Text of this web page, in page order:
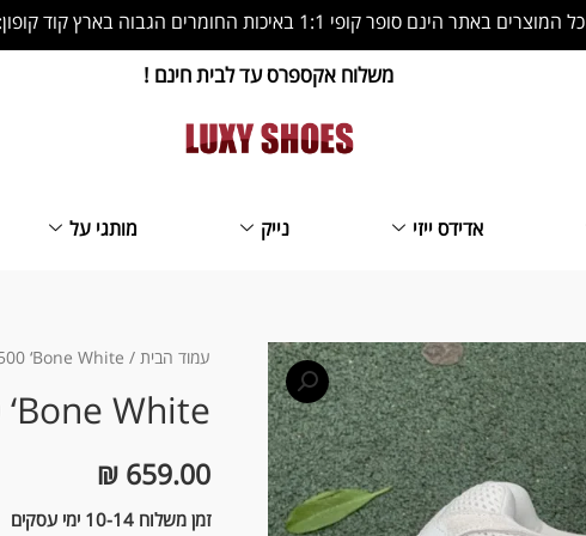
כל המוצרים באתר הינם סופר קופי 1:1 באיכות החומרים הגבוה בארץ קוד קופון: LS10
משלוח אקספרס עד לבית חינם !
אדידס ייזי נייק מותגי על
עמוד הבית /
‘Bone White’
White’
₪ 659.00
זמן משלוח 10-14 ימי עסקים
כמות
Yeezy
‘Bone
White’